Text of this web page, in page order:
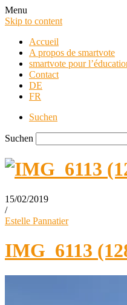
Menu
Skip to content
Accueil
A propos de smartvote
smartvote pour
Contact
DE
FR
Suchen
Suchen
15/02/2019
/
Estelle Pannatier
IMG_6113